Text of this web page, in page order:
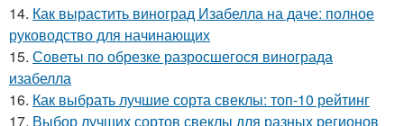
14. Как вырастить виноград Изабелла на даче: полное
руководство для начинающих
15. Советы по обрезке разросшегося винограда
изабелла
16. Как выбрать лучшие сорта свеклы: топ-10 рейтинг
17. Выбор лучших сортов свеклы для разных регионов